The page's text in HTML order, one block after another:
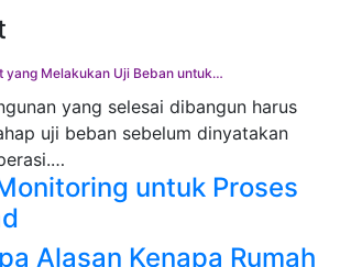
yang Melakukan Uji Beban untuk…
yang selesai dibangun harus
uji beban sebelum dinyatakan
untuk Proses
Alasan Kenapa Rumah